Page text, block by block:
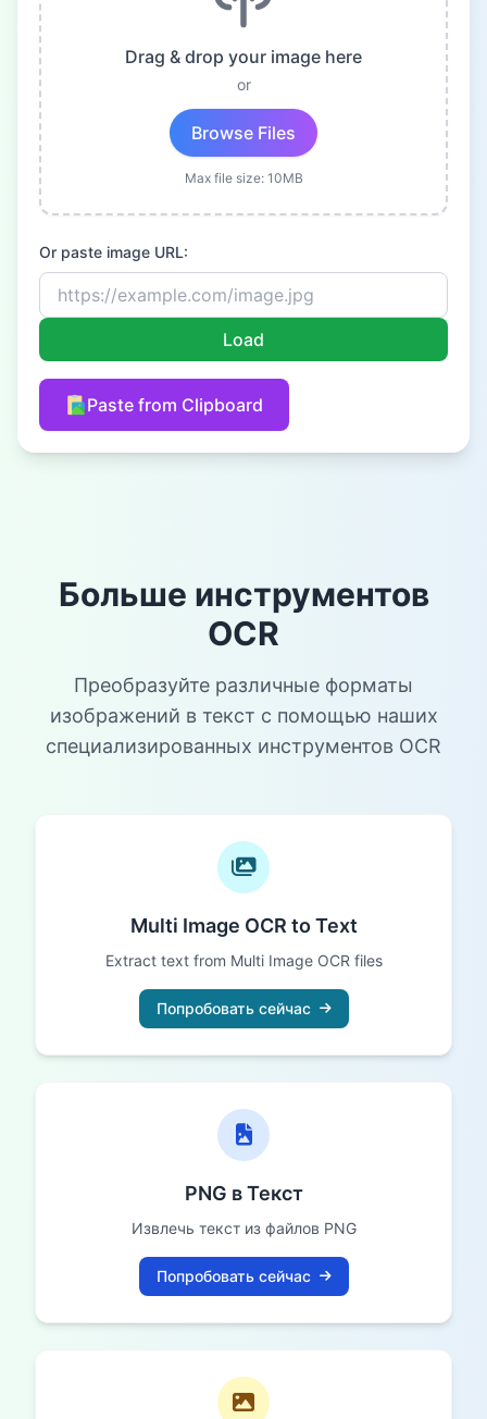
Drag & drop your image here
or
Browse Files
Max file size: 10MB
Or paste image URL:
Load
Paste from Clipboard
Больше инструментов
OCR
Преобразуйте различные форматы
изображений в текст с помощью наших
специализированных инструментов OCR
Multi Image OCR to Text
Extract text from Multi Image OCR files
Попробовать сейчас
PNG в Текст
Извлечь текст из файлов PNG
Попробовать сейчас